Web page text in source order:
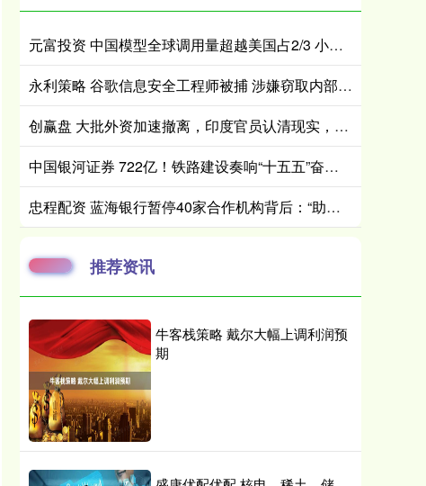
元富投资 中国模型全球调用量超越美国占2/3 小米MiMo大模型位居全球第一
永利策略 谷歌信息安全工程师被捕 涉嫌窃取内部数据并以此获利120万美元
创赢盘 大批外资加速撤离，印度官员认清现实，对华“脱钩”注定行不通
中国银河证券 722亿！铁路建设奏响“十五五”奋进强音
忠程配资 蓝海银行暂停40家合作机构背后：“助贷新规”半年考，民营银行转型，合作名单大幅收缩
推荐资讯
牛客栈策略 戴尔大幅上调利润预
期